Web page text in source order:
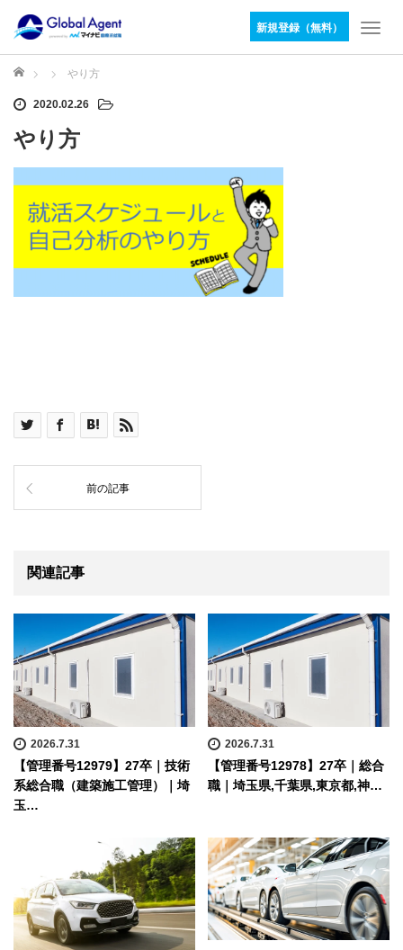
新規登録（無料）
T
ホーム やり方
2020.02.26
やり方
前の記事
関連記事
2026.7.31
【管理番号12979】27卒｜技術
系総合職（建築施工管理）｜埼
玉…
2026.7.31
【管理番号12978】27卒｜総合
職｜埼玉県,千葉県,東京都,神…